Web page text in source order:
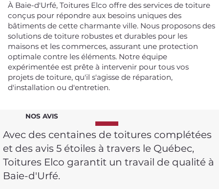
À Baie-d'Urfé, Toitures Elco offre des services de toiture
conçus pour répondre aux besoins uniques des
bâtiments de cette charmante ville. Nous proposons des
solutions de toiture robustes et durables pour les
maisons et les commerces, assurant une protection
optimale contre les éléments. Notre équipe
expérimentée est prête à intervenir pour tous vos
projets de toiture, qu'il s'agisse de réparation,
d'installation ou d'entretien.
NOS AVIS
Avec des centaines de toitures complétées
et des avis 5 étoiles à travers le Québec,
Toitures Elco garantit un travail de qualité à
Baie-d'Urfé.